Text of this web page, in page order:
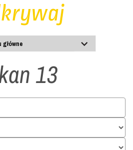
główne
13